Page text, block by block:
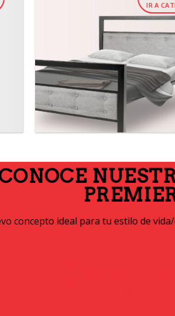
IR A
concepto ideal para tu estilo de